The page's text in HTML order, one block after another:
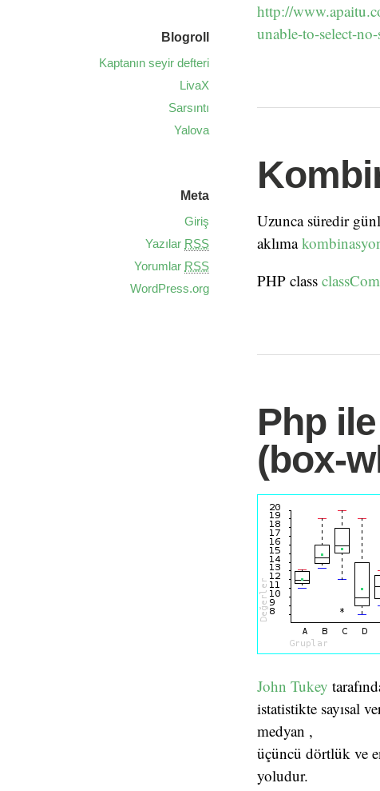
http://
unable-to-select-
Uzunca süredir
aklıma
PHP class
Php
(box-
John Tukey
istatistikte sayısal
medyan ,
üçüncü dörtlük ve
yoludur.
Blogroll
Kaptanın seyir defteri
LivaX
Sarsıntı
Yalova
Meta
Giriş
Yazılar RSS
Yorumlar RSS
WordPress.org